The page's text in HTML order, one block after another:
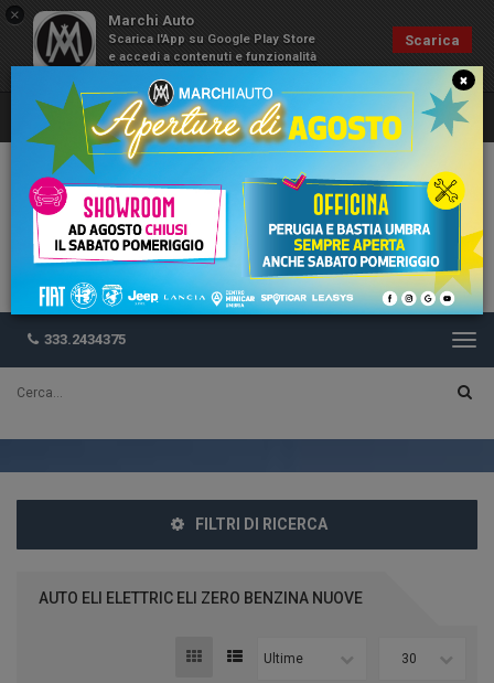
× Marchi Auto
Scarica l'App su Google Play Store
e accedi a contenuti e funzionalità
Scarica
333.2434375
FILTRI DI RICERCA
AUTO ELI ELETTRIC ELI ZERO BENZINA NUOVE
Ultime 30
×